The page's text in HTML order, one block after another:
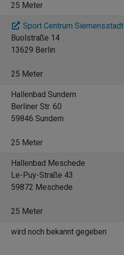
25 Meter
Sport Centrum Siemensstadt
Buolstraße 14
13629 Berlin
25 Meter
Hallenbad Sundern
Berliner Str. 60
59846 Sundern
25 Meter
Hallenbad Meschede
Le-Puy-Straße 43
59872 Meschede
25 Meter
wird noch bekannt gegeben